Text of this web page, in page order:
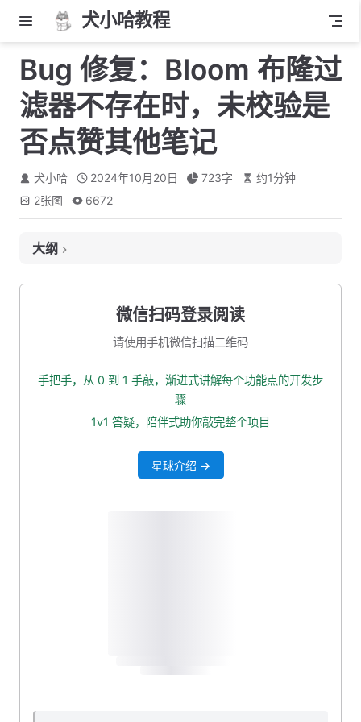
犬小哈教程
Bug 修复：Bloom 布隆过
滤器不存在时，未校验是
否点赞其他笔记
犬小哈 2024年10月20日 723字 约1分钟
2张图 6672
大纲
微信扫码登录阅读
请使用手机微信扫描二维码
手把手，从 0 到 1 手敲，渐进式讲解每个功能点的开发步
骤
1v1 答疑，陪伴式助你敲完整个项目
星球介绍 →